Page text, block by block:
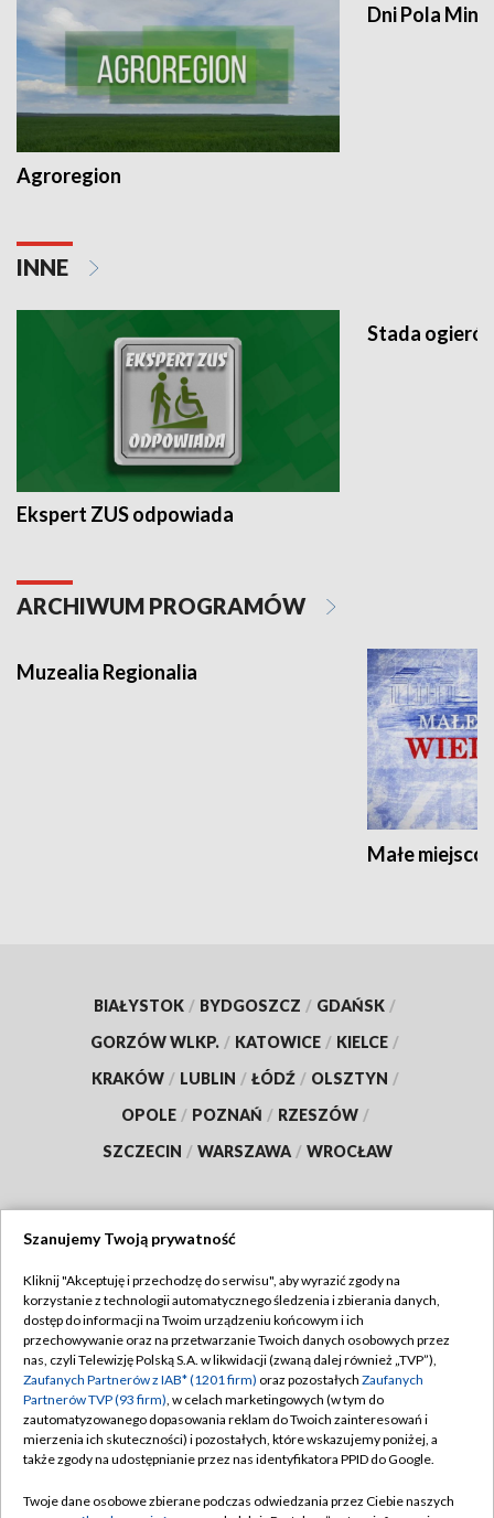
Agroregion
Dni Pola
INNE
Ekspert ZUS odpowiada
Stada
ARCHIWUM PROGRAMÓW
Muzealia Regionalia
Małe
BIAŁYSTOK / BYDGOSZCZ / GDAŃSK /
GORZÓW WLKP. / KATOWICE / KIELCE /
KRAKÓW / LUBLIN / ŁÓDŹ / OLSZTYN /
OPOLE / POZNAŃ / RZESZÓW /
SZCZECIN / WARSZAWA / WROCŁAW
TVP
Abonament TVP
Emisja w TVP
Centrum informacji TVP
Naziemna Telewizja Cyfrowa
Regulamin TVP
Polityka prywatności
Moje zgody
Pomoc
Szanujemy Twoją prywatność
Kliknij "Akceptuję i przechodzę do serwisu", aby wyrazić zgody na
korzystanie z technologii automatycznego śledzenia i zbierania danych,
dostęp do informacji na Twoim urządzeniu końcowym i ich
przechowywanie oraz na przetwarzanie Twoich danych osobowych przez
nas, czyli Telewizję Polską S.A. w likwidacji (zwaną dalej również „TVP”),
Zaufanych Partnerów z IAB* (1201 firm) oraz pozostałych Zaufanych
Partnerów TVP (93 firm), w celach marketingowych (w tym do
zautomatyzowanego dopasowania reklam do Twoich zainteresowań i
mierzenia ich skuteczności) i pozostałych, które wskazujemy poniżej, a
także zgody na udostępnianie przez nas identyfikatora PPID do Google.
Twoje dane osobowe zbierane podczas odwiedzania przez Ciebie naszych